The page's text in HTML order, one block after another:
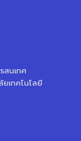
สนเทศ
เทคโนโลยี